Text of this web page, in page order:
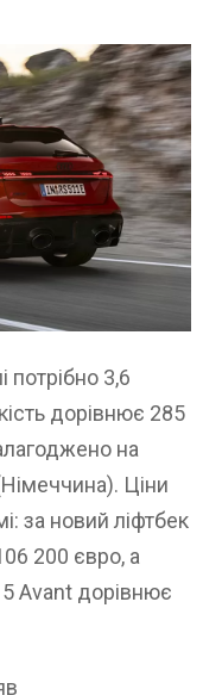
потрібно 3,6
дорівнює 285
на
Ціни
за новий ліфтбек
200 євро, а
5 Avant дорівнює